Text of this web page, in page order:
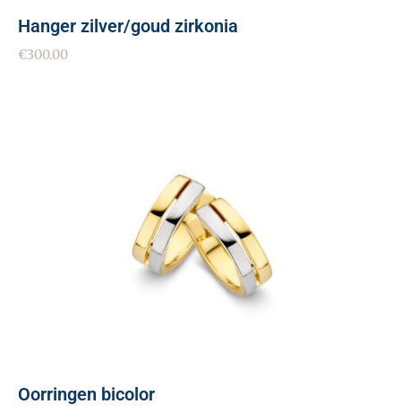
Hanger zilver/goud zirkonia
€300.00
Oorringen bicolor